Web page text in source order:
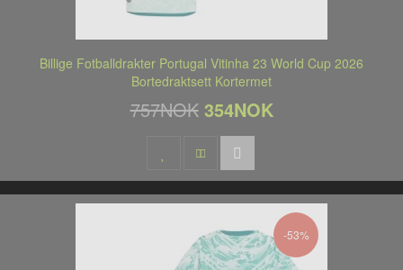
Billige Fotballdrakter Portugal Vitinha 23 World Cup 2026
Bortedraktsett Kortermet
757NOK 354NOK
-53%